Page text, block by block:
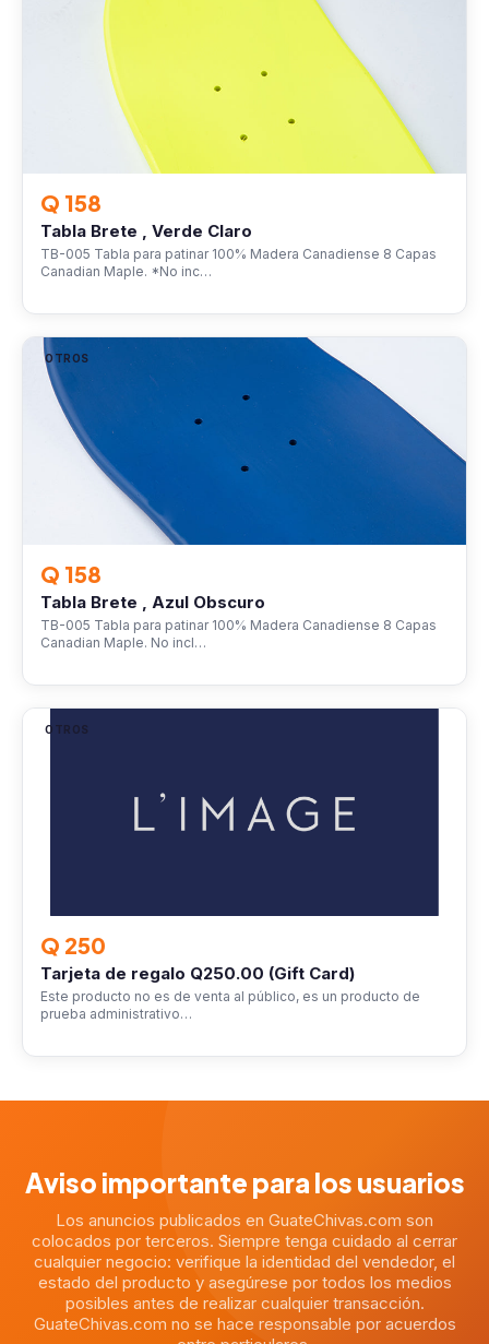
Q 158
Tabla Brete , Verde Claro
TB-005 Tabla para patinar 100% Madera Canadiense 8 Capas
Canadian Maple. *No inc…
OTROS
Q 158
Tabla Brete , Azul Obscuro
TB-005 Tabla para patinar 100% Madera Canadiense 8 Capas
Canadian Maple. No incl…
OTROS
Q 250
Tarjeta de regalo Q250.00 (Gift Card)
Este producto no es de venta al público, es un producto de
prueba administrativo…
Aviso importante para los usuarios
Los anuncios publicados en GuateChivas.com son
colocados por terceros. Siempre tenga cuidado al cerrar
cualquier negocio: verifique la identidad del vendedor, el
estado del producto y asegúrese por todos los medios
posibles antes de realizar cualquier transacción.
GuateChivas.com no se hace responsable por acuerdos